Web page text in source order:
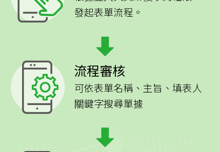
發起表單流程。
流程審核
可依表單名稱、主旨、填表人
關鍵字搜尋單據